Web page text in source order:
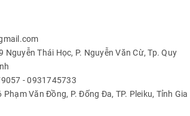
Nguyễn Thái Học, P. Nguyễn Văn Cừ, Tp. Quy
-0931745733
Phạm Văn Đồng, P. Đống Đa, TP. Pleiku, Tỉnh Gia